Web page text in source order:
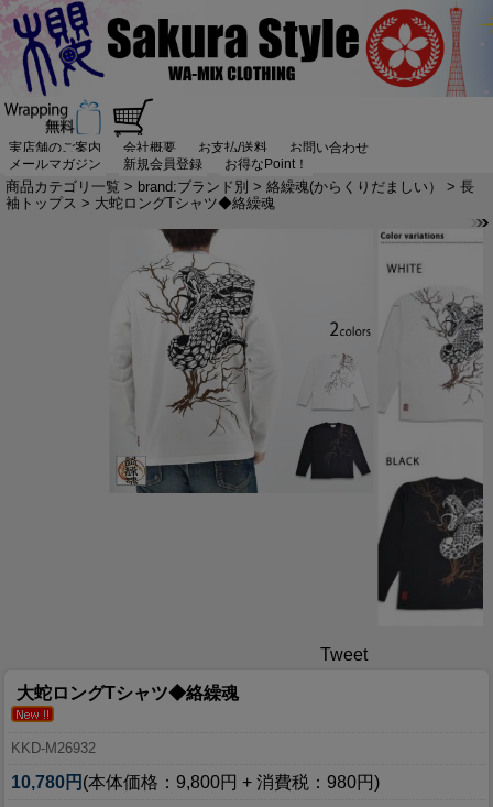
実店舗のご案内 会社概要 お支払/送料
お問い合わせ
メールマガジン
新規会員登録 お得なPoint！
商品カテゴリ一覧 > brand:ブランド別 > 絡繰魂(からくりだましい） > 長
袖トップス > 大蛇ロングTシャツ◆絡繰魂
Tweet
大蛇ロングTシャツ◆絡繰魂
KKD-M26932
10,780円 (本体価格：9,800円 + 消費税：980円)